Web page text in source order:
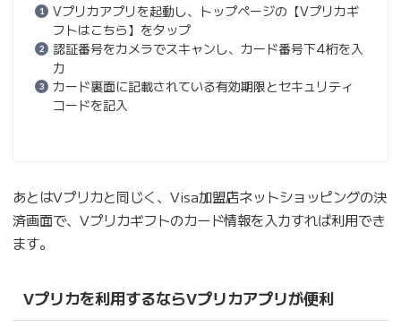
Vプリカアプリを起動し、トップページの【Vプリカギ
フトはこちら】をタップ
認証番号をカメラでスキャンし、カード番号下4桁を入
力
カード裏面に記載されている有効期限とセキュリティ
コードを記入
あとはVプリカと同じく、Visa加盟店ネットショッピングの決
済画面で、Vプリカギフトのカード情報を入力すれば利用でき
ます。
Vプリカを利用するならVプリカアプリが便利